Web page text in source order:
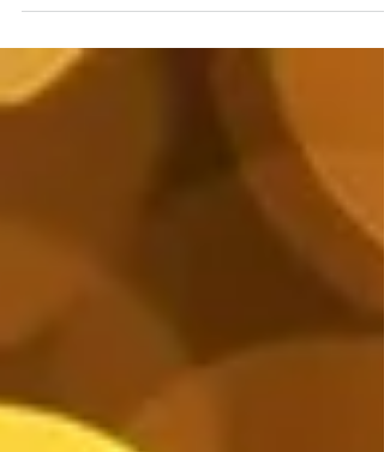
mejores videógrafos de bodas del mundo